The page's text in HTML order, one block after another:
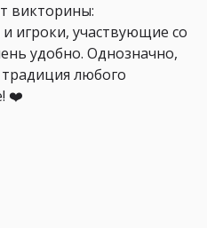
викторины:
игроки, участвующие со
удобно. Однозначно,
любого
❤️